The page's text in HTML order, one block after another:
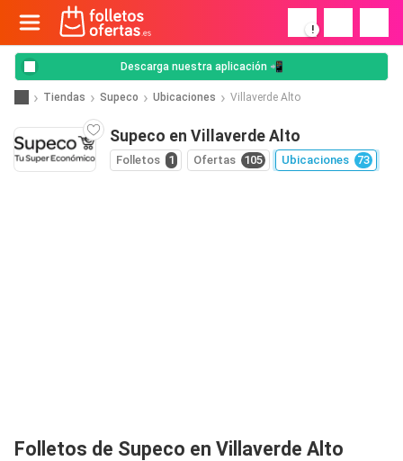
!
Descarga nuestra aplicación 📲
Tiendas Supeco Ubicaciones Villaverde Alto
Supeco en Villaverde Alto
Folletos 1 Ofertas 105 Ubicaciones 73
Folletos de Supeco en Villaverde Alto